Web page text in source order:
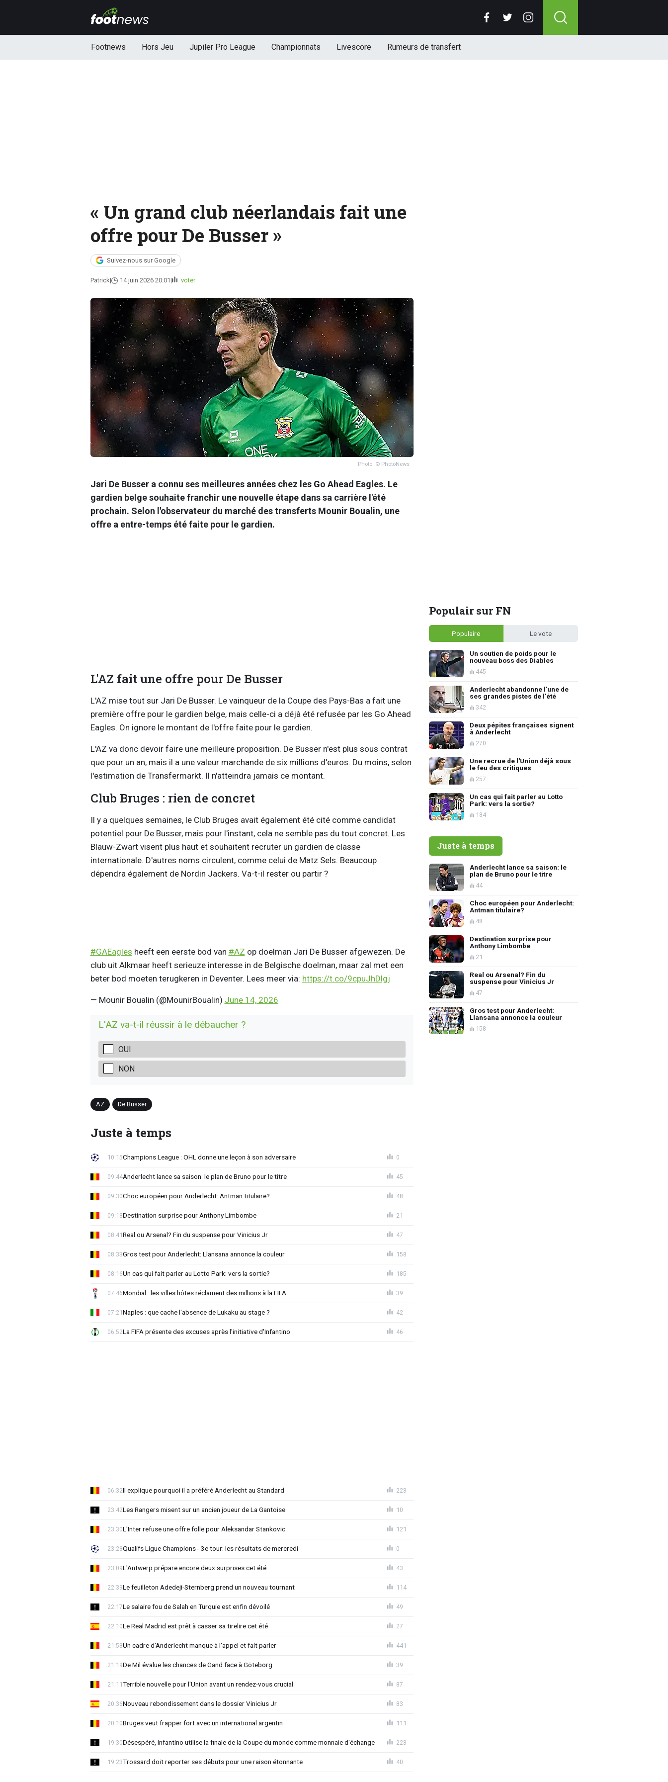
Footnews Hors Jeu Jupiler Pro League Championnats Livescore Rumeurs de transfert
« Un grand club néerlandais fait une
offre pour De Busser »
Suivez-nous sur Google
Patrick 14 juin 2026 20:01 voter
Photo: © PhotoNews
Jari De Bussera connu ses meilleures années chez les Go Ahead Eagles. Le
gardien belge souhaite franchir une nouvelle étape dans sa carrière l'été
prochain. Selon l'observateur du marché des transferts Mounir Boualin, une
offre a entre-temps été faite pour le gardien.
L'AZ fait une offre pour De Busser
L'AZ mise tout sur Jari De Busser. Le vainqueur de la Coupe des Pays-Bas a fait une
première offre pour le gardien belge, mais celle-ci a déjà été refusée par les Go Ahead
Eagles. On ignore le montant de l'offre faite pour le gardien.
L'AZ va donc devoir faire une meilleure proposition. De Busser n'est plus sous contrat
que pour un an, mais il a une valeur marchande de six millions d'euros. Du moins, selon
l'estimation de Transfermarkt. Il n'atteindra jamais ce montant.
Club Bruges : rien de concret
Il y a quelques semaines, le Club Bruges avait également été cité comme candidat
potentiel pour De Busser, mais pour l'instant, cela ne semble pas du tout concret. Les
Blauw-Zwart visent plus haut et souhaitent recruter un gardien de classe
internationale. D'autres noms circulent, comme celui de Matz Sels. Beaucoup
dépendra également de Nordin Jackers. Va-t-il rester ou partir ?
#GAEagles heeft een eerste bod van #AZ op doelman Jari De Busser afgewezen. De
club uit Alkmaar heeft serieuze interesse in de Belgische doelman, maar zal met een
beter bod moeten terugkeren in Deventer. Lees meer via: https://t.co/9cpuJhDlgj
— Mounir Boualin (@MounirBoualin) June 14, 2026
L'AZ va-t-il réussir à le débaucher ?
OUI
NON
AZ De Busser
Juste à temps
Champions League : OHL donne une leçon à son adversaire
10:15 0
Anderlecht lance sa saison: le plan de Bruno pour le titre
09:44 45
Choc européen pour Anderlecht: Antman titulaire?
09:30 48
Destination surprise pour Anthony Limbombe
09:18 21
Real ou Arsenal? Fin du suspense pour Vinicius Jr
08:41 47
Gros test pour Anderlecht: Llansana annonce la couleur
08:33 158
Un cas qui fait parler au Lotto Park: vers la sortie?
08:16 185
Mondial : les villes hôtes réclament des millions à la FIFA
07:46 39
Naples : que cache l'absence de Lukaku au stage ?
07:21 42
La FIFA présente des excuses après l'initiative d'Infantino
06:52 46
Il explique pourquoi il a préféré Anderlecht au Standard
06:32 223
Les Rangers misent sur un ancien joueur de La Gantoise
23:42 10
L'Inter refuse une offre folle pour Aleksandar Stankovic
23:30 121
Qualifs Ligue Champions - 3e tour: les résultats de mercredi
23:28 0
L'Antwerp prépare encore deux surprises cet été
23:09 43
Le feuilleton Adedeji-Sternberg prend un nouveau tournant
22:39 114
Le salaire fou de Salah en Turquie est enfin dévoilé
22:17 49
Le Real Madrid est prêt à casser sa tirelire cet été
22:10 27
Un cadre d'Anderlecht manque à l'appel et fait parler
21:58 441
De Mil évalue les chances de Gand face à Göteborg
21:19 39
Terrible nouvelle pour l'Union avant un rendez-vous crucial
21:11 87
Nouveau rebondissement dans le dossier Vinicius Jr
20:36 83
Bruges veut frapper fort avec un international argentin
20:10 111
Désespéré, Infantino utilise la finale de la Coupe du monde comme monnaie d'échange
19:30 223
Trossard doit reporter ses débuts pour une raison étonnante
19:23 40
Populair sur FN
Populaire Le vote
Un soutien de poids pour le
nouveau boss des Diables
445
Anderlecht abandonne l'une de
ses grandes pistes de l'été
342
Deux pépites françaises signent
à Anderlecht
270
Une recrue de l'Union déjà sous
le feu des critiques
257
Un cas qui fait parler au Lotto
Park: vers la sortie?
184
Juste à temps
Anderlecht lance sa saison: le
plan de Bruno pour le titre
44
Choc européen pour Anderlecht:
Antman titulaire?
48
Destination surprise pour
Anthony Limbombe
21
Real ou Arsenal? Fin du
suspense pour Vinicius Jr
47
Gros test pour Anderlecht:
Llansana annonce la couleur
158